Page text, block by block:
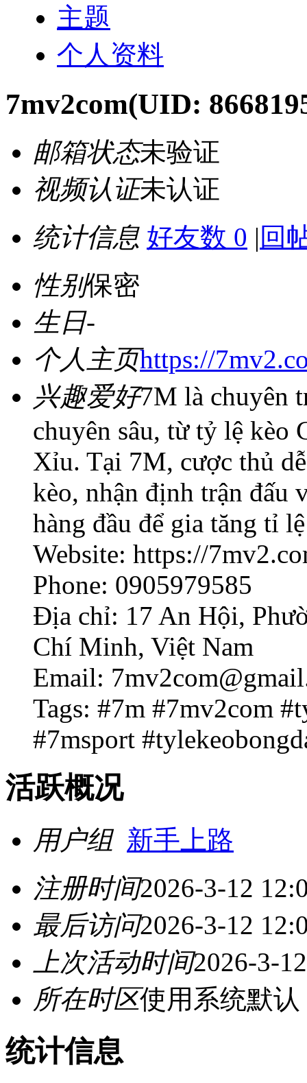
主题
个人资料
7mv2com(UID:
邮箱状态未验证
视频认证未认证
统计信息 好友数 0 | 回
性别保密
生日-
个人主页https://
兴趣爱好7M là chuyên
chuyên sâu, từ tỷ lệ kèo
Xỉu. Tại 7M, cược thủ
kèo, nhận định trận đấu
hàng đầu để gia tăng tỉ
Website: https://
Phone: 0905979585
Địa chỉ: 17 An Hội,
Chí Minh, Việt Nam
Email:
Tags: #7m #7mv2com
#7msport
活跃概况
用户组 新手上路
注册时间2026-3-12
最后访问2026-3-12
上次活动时间2026-3-
所在时区使用系统默认
统计信息